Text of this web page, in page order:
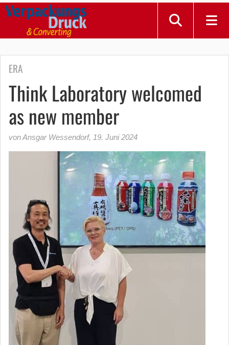
ERA
Think Laboratory welcomed
as new member
von Ansgar Wessendorf, 19. Juni 2024